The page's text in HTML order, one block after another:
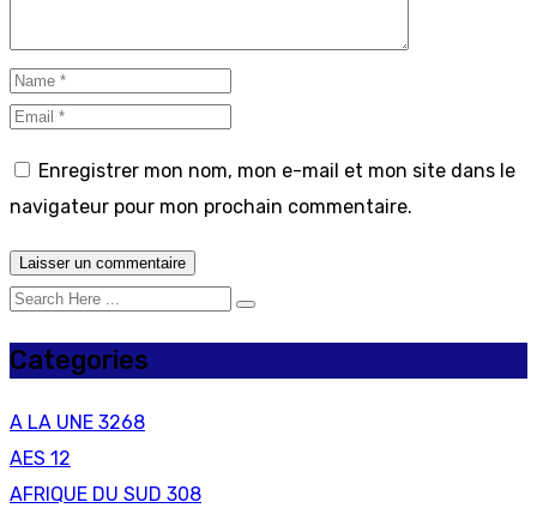
Enregistrer mon nom, mon e-mail et mon site dans le
navigateur pour mon prochain commentaire.
Categories
A LA UNE 3268
AES 12
AFRIQUE DU SUD 308